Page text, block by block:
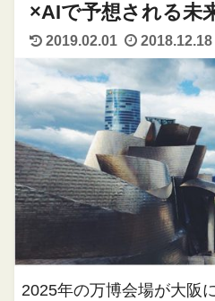
×AIで予想される未
2019.02.01 2018.12.18
2025年の万博会場が大阪